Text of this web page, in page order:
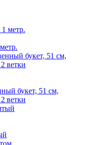
букет, 51 см,
ветки